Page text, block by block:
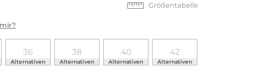
Größentabelle
36
Alternativen
38
Alternativen
40
Alternativen
42
Alternativen